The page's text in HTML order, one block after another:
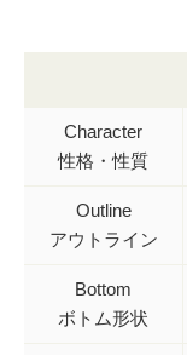
Character
性格・性質
Outline
アウトライン
Bottom
ボトム形状